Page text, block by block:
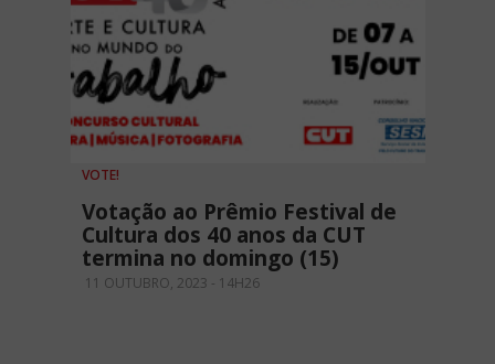
VOTE!
Votação ao Prêmio Festival de
Cultura dos 40 anos da CUT
termina no domingo (15)
11 OUTUBRO, 2023 - 14H26